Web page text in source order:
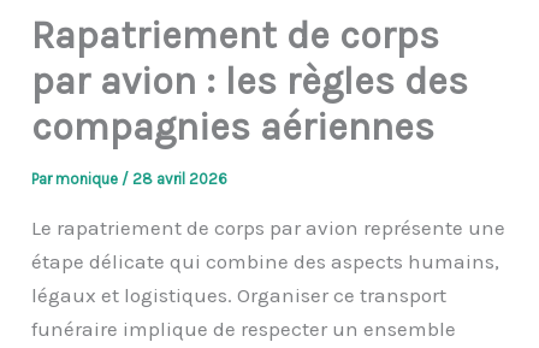
Rapatriement de corps
par avion : les règles des
compagnies aériennes
Parmonique /28 avril 2026
Le rapatriement de corps par avion représente une
étape délicate qui combine des aspects humains,
légaux et logistiques. Organiser ce transport
funéraire implique de respecter un ensemble